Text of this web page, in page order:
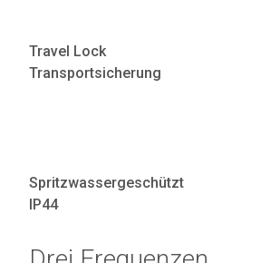
Travel Lock
Transportsicherung
Spritzwassergeschützt
IP44